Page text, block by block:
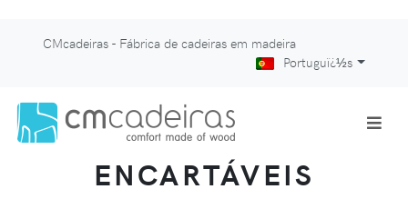
CMcadeiras - Fábrica de cadeiras em madeira
Portuguï¿½s
ENCARTÁVEIS